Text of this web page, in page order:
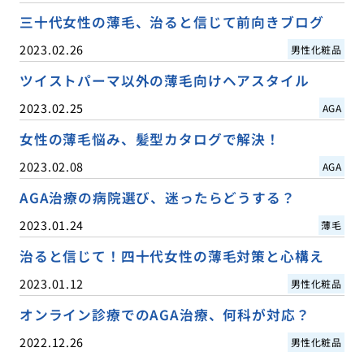
三十代女性の薄毛、治ると信じて前向きブログ
2023.02.26 男性化粧品
ツイストパーマ以外の薄毛向けヘアスタイル
2023.02.25 AGA
女性の薄毛悩み、髪型カタログで解決！
2023.02.08 AGA
AGA治療の病院選び、迷ったらどうする？
2023.01.24 薄毛
治ると信じて！四十代女性の薄毛対策と心構え
2023.01.12 男性化粧品
オンライン診療でのAGA治療、何科が対応？
2022.12.26 男性化粧品